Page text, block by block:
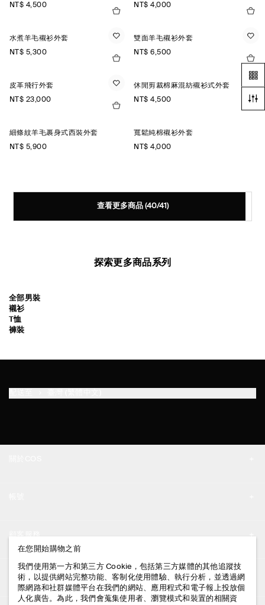
NT$ 4,500
NT$ 4,000
水煮羊毛襯衫外套
NT$ 5,300
雙面羊毛襯衫外套
NT$ 6,500
皮革飛行外套
NT$ 23,000
休閒剪裁棉麻混紡襯衫式外套
NT$ 4,500
細條紋羊毛裹身式西裝外套
NT$ 5,900
寬鬆純棉襯衫外套
NT$ 4,000
查看更多商品 (40/41)
探索更多商品系列
全部男裝
襯衫
T恤
褲裝
門市資訊
登入 / 註冊
聯絡我們
配送說明
法律資訊
隱私權政策
在您開始購物之前
我們使用第一方和第三方 Cookie，包括第三方媒體的其他追蹤技
術，以提供網站完整功能、客制化使用體驗、執行分析，並透過網
際網路和社群媒體平台在我們的網站、應用程式和電子報上投放個
人化廣告。為此，我們會蒐集使用者、瀏覽模式和裝置的相關資